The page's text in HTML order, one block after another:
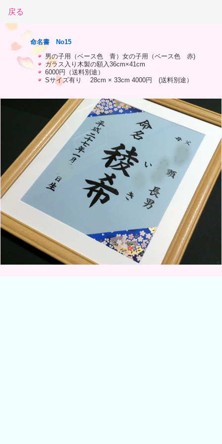
戻る
命名書 No15
男の子用（ベース色 青）女の子用（ベース色 赤)
ガラス入り木製の額入36cm×41cm
6000円（送料別途）
Sサイズ有り 28cm × 33cm 4000円 (送料別途）